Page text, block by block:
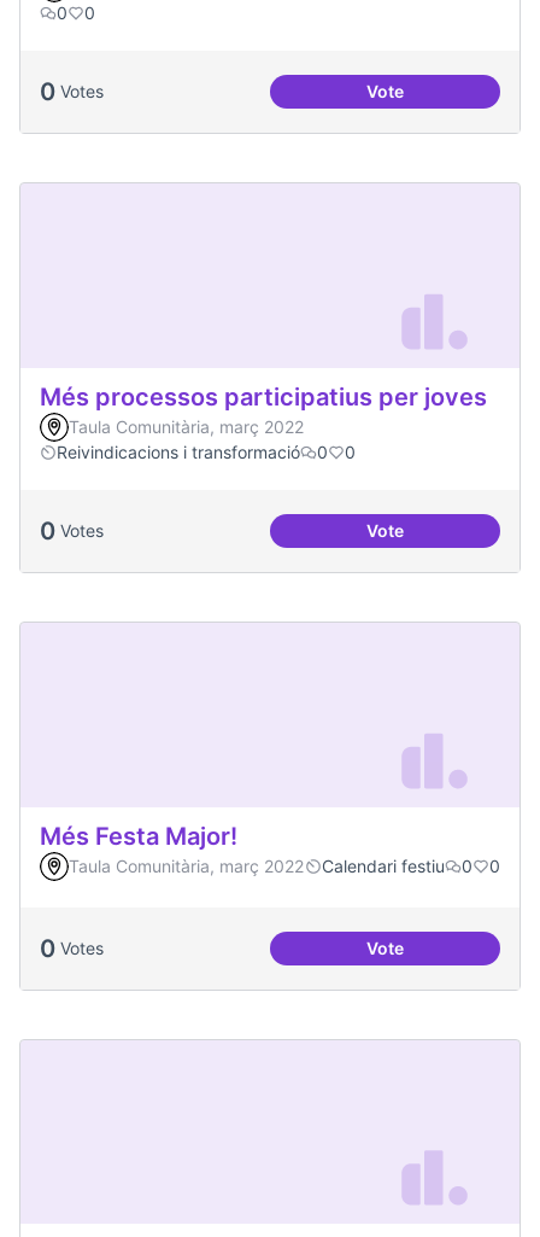
0
0
0 Votes VoteMés voluntariat
Més processos participatius per joves
Taula Comunitària, març 2022
Reivindicacions i transformació
0 0
0 Votes VoteMés processos
Més Festa Major!
Taula Comunitària, març 2022 Calendari festiu 0 0
0 Votes VoteMés Festa Major!